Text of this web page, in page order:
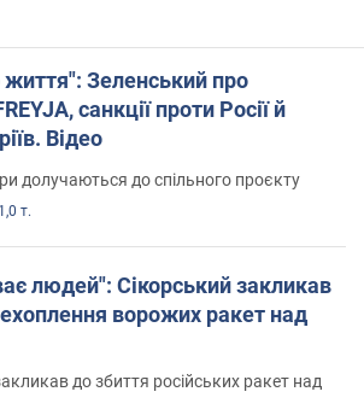
Зеленський про
санкції проти Росії й
Відео
долучаються до спільного проєкту
т.
людей": Сікорський закликав
ворожих ракет над
до збиття російських ракет над